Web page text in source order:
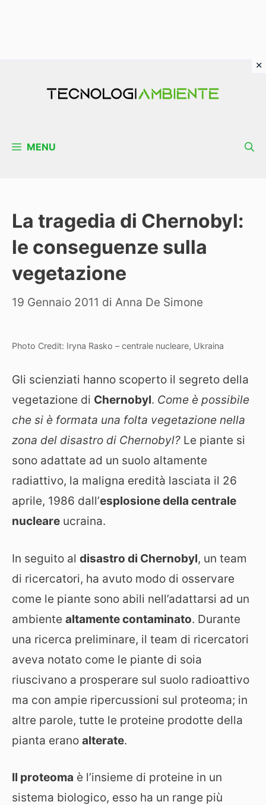
MENU
La tragedia di Chernobyl:
le conseguenze sulla
vegetazione
19 Gennaio 2011 di Anna De Simone
Photo Credit: Iryna Rasko – centrale nucleare, Ukraina
Gli scienziati hanno scoperto il segreto della
vegetazione di Chernobyl. Come è possibile
che si è formata una folta vegetazione nella
zona del disastro di Chernobyl? Le piante si
sono adattate ad un suolo altamente
radiattivo, la maligna eredità lasciata il 26
aprile, 1986 dall’esplosione della centrale
nucleare ucraina.
In seguito al disastro di Chernobyl, un team
di ricercatori, ha avuto modo di osservare
come le piante sono abili nell’adattarsi ad un
ambiente altamente contaminato. Durante
una ricerca preliminare, il team di ricercatori
aveva notato come le piante di soia
riuscivano a prosperare sul suolo radioattivo
ma con ampie ripercussioni sul proteoma; in
altre parole, tutte le proteine prodotte della
pianta erano alterate.
Il proteoma è l’insieme di proteine in un
sistema biologico, esso ha un range più